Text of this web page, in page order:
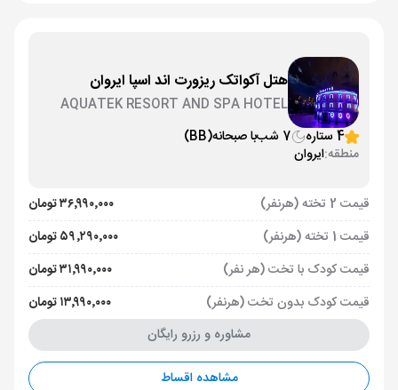
هتل آکواتک ریزورت اند اسپا ایروان
AQUATEK RESORT AND SPA HOTEL
4 ستاره 7 شب با صبحانه(BB)
منطقه:ایروان
قیمت 2 تخته (هرنفر)
۳۶٬۹۹۰٬۰۰۰ تومان
قیمت 1 تخته (هرنفر)
۵۹٬۲۹۰٬۰۰۰ تومان
قیمت کودک با تخت (هر نفر)
۳۱٬۹۹۰٬۰۰۰ تومان
قیمت کودک بدون تخت (هرنفر)
۱۳٬۹۹۰٬۰۰۰ تومان
مشاوره و رزرو رایگان
مشاهده اقساط